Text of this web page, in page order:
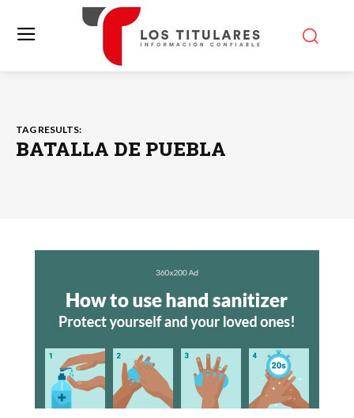
TAG RESULTS:
BATALLA DE PUEBLA